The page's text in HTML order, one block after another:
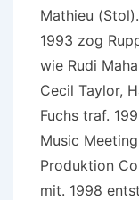
Mathieu (Stol).
1993 zog
wie Rudi
Cecil Taylor,
Fuchs traf.
Music
Produktion
mit. 1998